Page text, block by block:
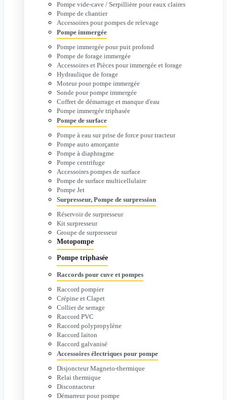
Pompe vide-cave / Serpillière pour eaux claires
Pompe de chantier
Accessoires pour pompes de relevage
Pompe immergée
Pompe immergée pour puit profond
Pompe de forage immergée
Accessoires et Pièces pour immergée et forage
Hydraulique de forage
Moteur pour pompe immergée
Sonde pour pompe immergée
Coffret de démarrage et manque d'eau
Pompe immergée triphasée
Pompe de surface
Pompe à eau sur prise de force pour tracteur
Pompe auto amorçante
Pompe à diaphragme
Pompe centrifuge
Accessoires pompes de surface
Pompe de surface multicellulaire
Pompe Jet
Surpresseur, Pompe de surpression
Réservoir de surpresseur
Kit surpresseur
Groupe de surpresseur
Motopompe
Pompe triphasée
Raccords pour cuve et pompes
Raccord pompier
Crépine et Clapet
Collier de serrage
Raccord PVC
Raccord polypropylène
Raccord laiton
Raccord galvanisé
Accessoires électriques pour pompe
Disjoncteur Magneto-thermique
Relai thermique
Discontacteur
Démarreur pour pompe